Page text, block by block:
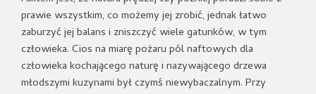
prawie wszystkim, co możemy jej zrobić, jednak łatwo
zaburzyć jej balans i zniszczyć wiele gatunków, w tym
człowieka. Cios na miarę pożaru pól naftowych dla
człowieka kochającego naturę i nazywającego drzewa
młodszymi kuzynami był czymś niewybaczalnym. Przy